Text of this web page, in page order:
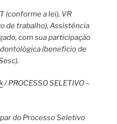
(conforme a lei), VR
de trabalho), Assistência
com sua participação
(benefício de
/ PROCESSO SELETIVO –
do Processo Seletivo